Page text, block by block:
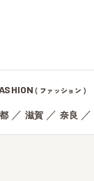
( ファッション )
／ 滋賀／ 奈良 ／